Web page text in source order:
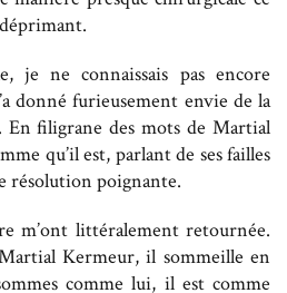
je ne connaissais pas encore
donné furieusement envie de la
filigrane des mots de Martial
qu’il est, parlant de ses failles
résolution poignante.
m’ont littéralement retournée.
Kermeur, il sommeille en
comme lui, il est comme